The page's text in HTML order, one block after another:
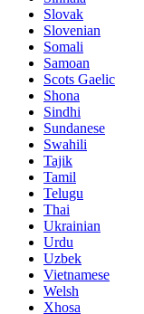
Slovak
Slovenian
Somali
Samoan
Scots Gaelic
Shona
Sindhi
Sundanese
Swahili
Tajik
Tamil
Telugu
Thai
Ukrainian
Urdu
Uzbek
Vietnamese
Welsh
Xhosa